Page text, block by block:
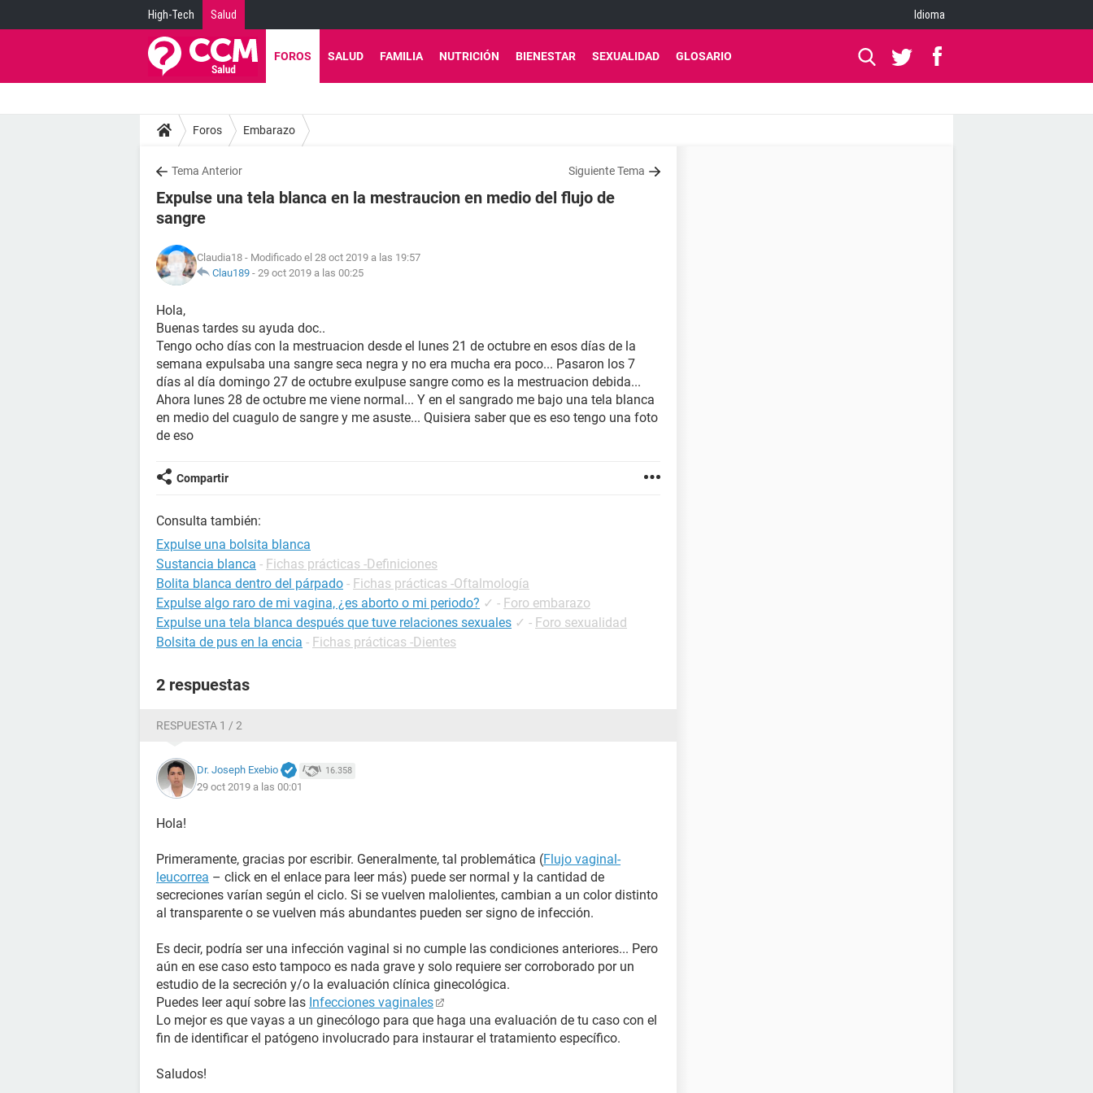
High-Tech Salud Idioma
FOROS SALUD FAMILIA NUTRICIÓN BIENESTAR SEXUALIDAD GLOSARIO
Foros Embarazo
Tema Anterior Siguiente Tema
Expulse una tela blanca en la mestraucion en medio del flujo de
sangre
Claudia18 - Modificado el 28 oct 2019 a las 19:57
Clau189 - 29 oct 2019 a las 00:25
Hola,
Buenas tardes su ayuda doc..
Tengo ocho días con la mestruacion desde el lunes 21 de octubre en esos días de la
semana expulsaba una sangre seca negra y no era mucha era poco... Pasaron los 7
días al día domingo 27 de octubre exulpuse sangre como es la mestruacion debida...
Ahora lunes 28 de octubre me viene normal... Y en el sangrado me bajo una tela blanca
en medio del cuagulo de sangre y me asuste... Quisiera saber que es eso tengo una foto
de eso
Compartir
Consulta también:
Expulse una bolsita blanca
Sustancia blanca - Fichas prácticas -Definiciones
Bolita blanca dentro del párpado - Fichas prácticas -Oftalmología
Expulse algo raro de mi vagina, ¿es aborto o mi periodo? ✓ - Foro embarazo
Expulse una tela blanca después que tuve relaciones sexuales ✓ - Foro sexualidad
Bolsita de pus en la encia - Fichas prácticas -Dientes
2 respuestas
RESPUESTA 1 / 2
Dr. Joseph Exebio 16.358
29 oct 2019 a las 00:01
Hola!
Primeramente, gracias por escribir. Generalmente, tal problemática (Flujo vaginal-
leucorrea – click en el enlace para leer más) puede ser normal y la cantidad de
secreciones varían según el ciclo. Si se vuelven malolientes, cambian a un color distinto
al transparente o se vuelven más abundantes pueden ser signo de infección.
Es decir, podría ser una infección vaginal si no cumple las condiciones anteriores... Pero
aún en ese caso esto tampoco es nada grave y solo requiere ser corroborado por un
estudio de la secreción y/o la evaluación clínica ginecológica.
Puedes leer aquí sobre las Infecciones vaginales
Lo mejor es que vayas a un ginecólogo para que haga una evaluación de tu caso con el
fin de identificar el patógeno involucrado para instaurar el tratamiento específico.
Saludos!